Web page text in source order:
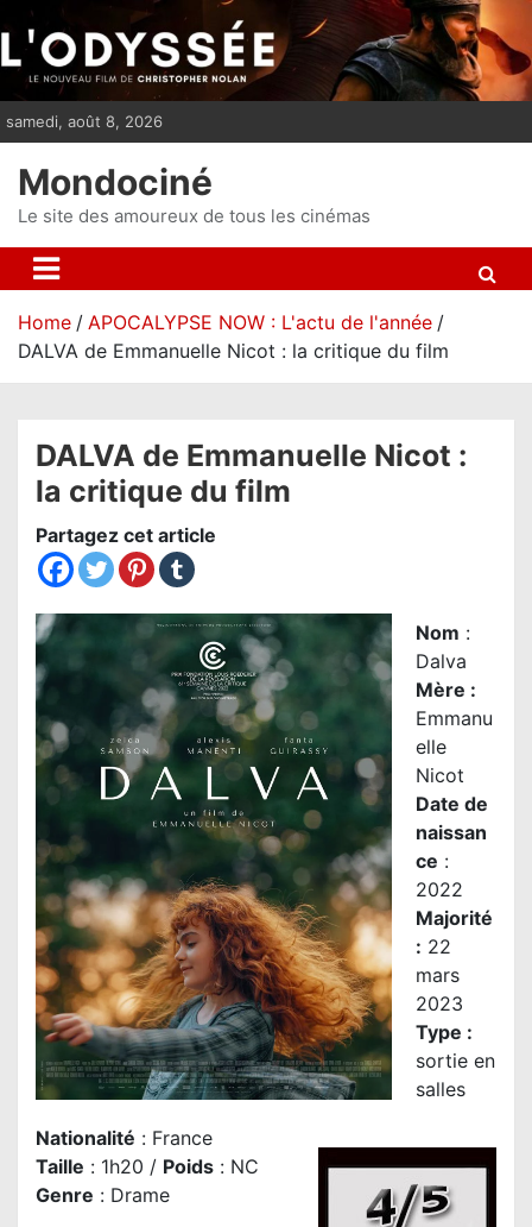
i
p
n
samedi, août 8, 2026
Mondociné
Le site des amoureux de tous les cinémas
Home
APOCALYPSE NOW : L'actu de l'année
DALVA de Emmanuelle Nicot : la critique du film
DALVA de Emmanuelle Nicot :
la critique du film
Partagez cet article
Nom :
Dalva
Mère :
Emmanu
elle
Nicot
Date de
naissan
ce :
2022
Majorité
: 22
mars
2023
Type :
sortie en
salles
Nationalité : France
Taille : 1h20 / Poids : NC
Genre : Drame